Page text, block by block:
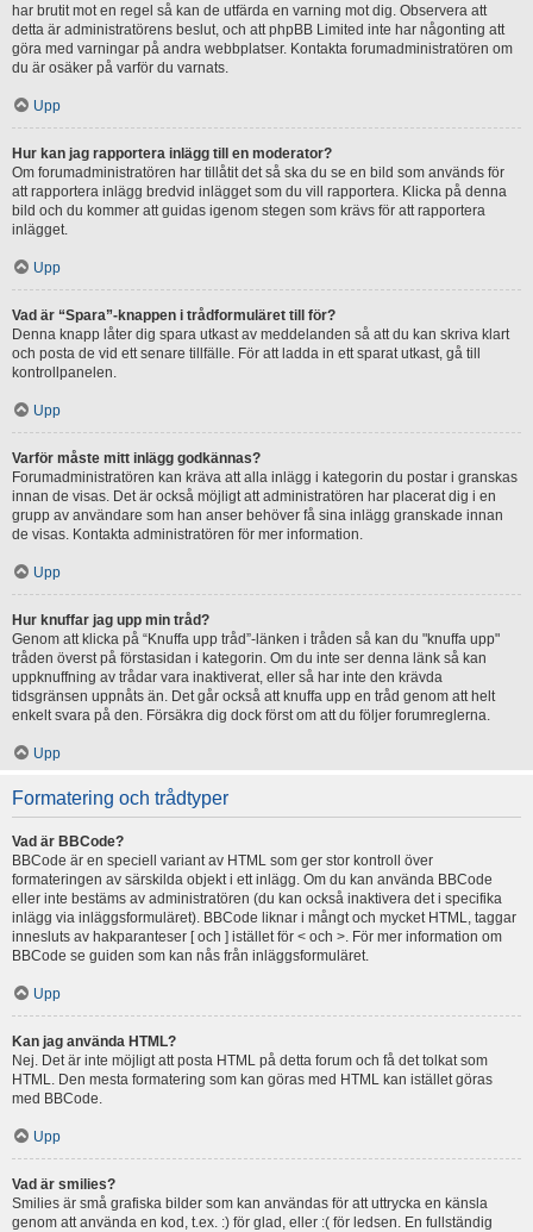
har brutit mot en regel så kan de utfärda en varning mot dig. Observera att
detta är administratörens beslut, och att phpBB Limited inte har någonting att
göra med varningar på andra webbplatser. Kontakta forumadministratören om
du är osäker på varför du varnats.
Upp
Hur kan jag rapportera inlägg till en moderator?
Om forumadministratören har tillåtit det så ska du se en bild som används för
att rapportera inlägg bredvid inlägget som du vill rapportera. Klicka på denna
bild och du kommer att guidas igenom stegen som krävs för att rapportera
inlägget.
Upp
Vad är “Spara”-knappen i trådformuläret till för?
Denna knapp låter dig spara utkast av meddelanden så att du kan skriva klart
och posta de vid ett senare tillfälle. För att ladda in ett sparat utkast, gå till
kontrollpanelen.
Upp
Varför måste mitt inlägg godkännas?
Forumadministratören kan kräva att alla inlägg i kategorin du postar i granskas
innan de visas. Det är också möjligt att administratören har placerat dig i en
grupp av användare som han anser behöver få sina inlägg granskade innan
de visas. Kontakta administratören för mer information.
Upp
Hur knuffar jag upp min tråd?
Genom att klicka på “Knuffa upp tråd”-länken i tråden så kan du "knuffa upp"
tråden överst på förstasidan i kategorin. Om du inte ser denna länk så kan
uppknuffning av trådar vara inaktiverat, eller så har inte den krävda
tidsgränsen uppnåts än. Det går också att knuffa upp en tråd genom att helt
enkelt svara på den. Försäkra dig dock först om att du följer forumreglerna.
Upp
Formatering och trådtyper
Vad är BBCode?
BBCode är en speciell variant av HTML som ger stor kontroll över
formateringen av särskilda objekt i ett inlägg. Om du kan använda BBCode
eller inte bestäms av administratören (du kan också inaktivera det i specifika
inlägg via inläggsformuläret). BBCode liknar i mångt och mycket HTML, taggar
innesluts av hakparanteser [ och ] istället för < och >. För mer information om
BBCode se guiden som kan nås från inläggsformuläret.
Upp
Kan jag använda HTML?
Nej. Det är inte möjligt att posta HTML på detta forum och få det tolkat som
HTML. Den mesta formatering som kan göras med HTML kan istället göras
med BBCode.
Upp
Vad är smilies?
Smilies är små grafiska bilder som kan användas för att uttrycka en känsla
genom att använda en kod, t.ex. :) för glad, eller :( för ledsen. En fullständig